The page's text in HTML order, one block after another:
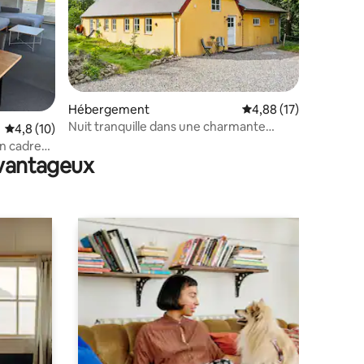
: 4,93 sur 5
Évaluation moyenne sur la base de 10 commentaires : 4,8 sur 5
4,8 (10)
cadre
Hébergement Évaluation moyenne
4,88 (17)
Nuit tranquille dans une charmante